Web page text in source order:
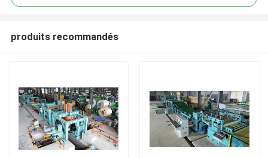
Maison
produits recommandés